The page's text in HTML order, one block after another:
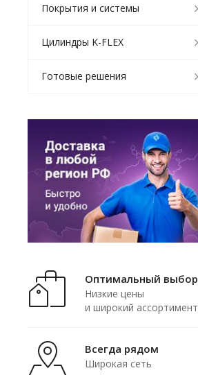
Покрытия и системы
Цилиндры K-FLEX
Готовые решения
Оптимальный выбор
Низкие цены
и широкий ассортимент
Всегда рядом
Широкая сеть